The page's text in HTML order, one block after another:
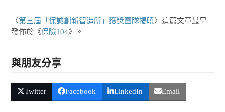
〈第三屆「保誠創新智造所」獲獎團隊揭曉〉這篇文章最早
發佈於《保險104》。
與朋友分享
Twitter Facebook LinkedIn Email